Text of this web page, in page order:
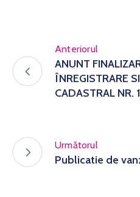
Anteriorul
ANUNT
ÎNREGISTRARE
CADASTRAL NR.
Următorul
Publicatie de